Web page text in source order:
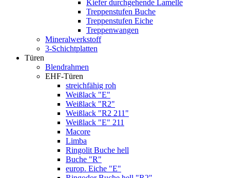
Kiefer durchgehende Lamelle
Treppenstufen Buche
Treppenstufen Eiche
Treppenwangen
Mineralwerkstoff
3-Schichtplatten
Türen
Blendrahmen
EHF-Türen
streichfähig roh
Weißlack "E"
Weißlack "R2"
Weißlack "R2 211"
Weißlack "E" 211
Macore
Limba
Ringolit Buche hell
Buche "R"
europ. Eiche "E"